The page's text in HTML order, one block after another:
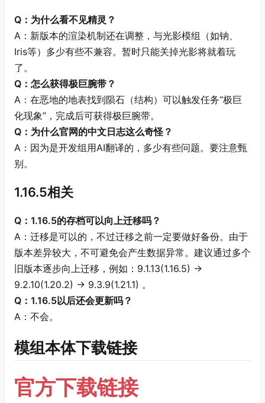
Q：为什么看不见精灵？
A：新版本的渲染机制还在调整，与光影模组（如钠、
Iris等）多少有些不兼容。暂时只能关掉光影将就着玩
了。
Q：怎么获得极巨腕带？
A：在恶地的地表找到陨石（结构）可以触发任务“极巨
化现象”，完成后可获得极巨腕带。
Q：为什么官网的中文日志这么奇怪？
A：因为是开发组用AI翻译的，多少有些问题。要注意甄
别。
1.16.5相关
Q：1.16.5的存档可以向上迁移吗？
A：迁移是可以的，不过迁移之前一定要做好备份。由于
版本差异较大，不可避免会产生数据异常。建议通过多个
旧版本逐步向上迁移，例如：9.1.13(1.16.5) ->
9.2.10(1.20.2) -> 9.3.9(1.21.1) 。
Q：1.16.5以后还会更新吗？
A：不会。
模组本体下载链接
官方下载链接